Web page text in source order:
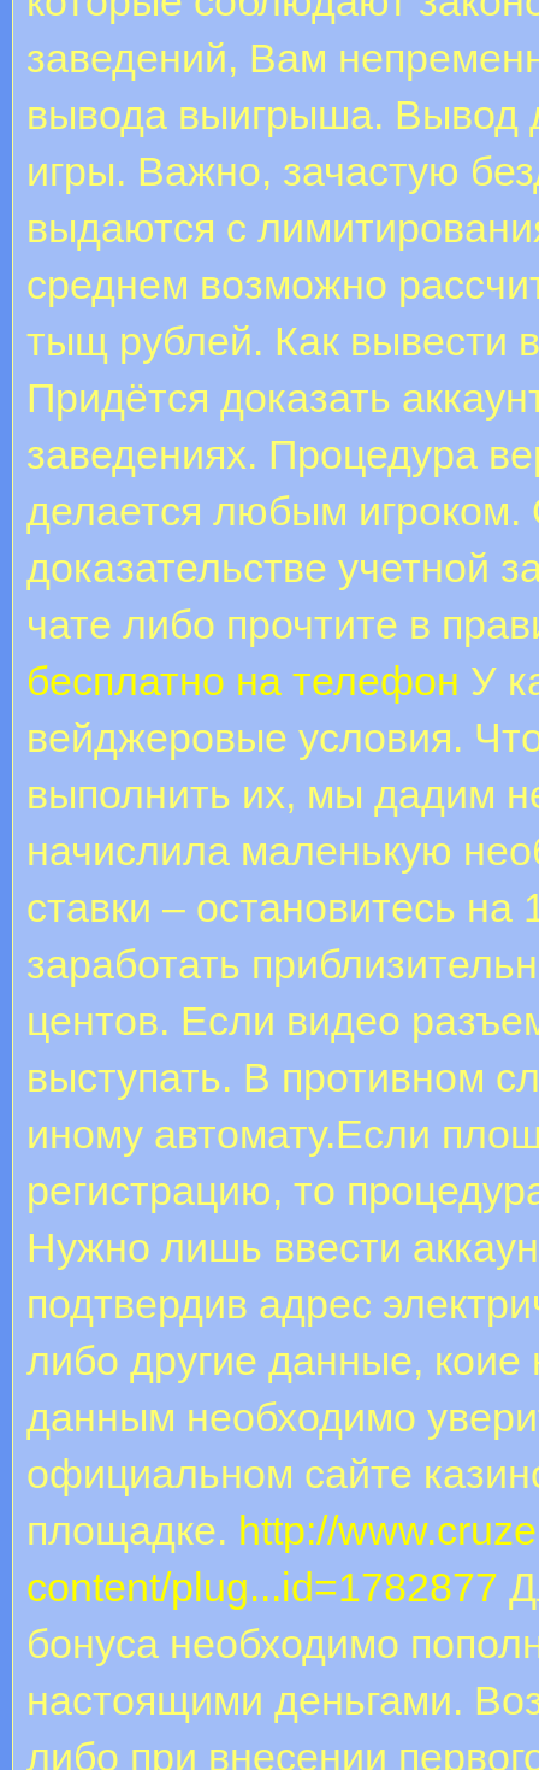
заведений, Вам
вывода выигрыша. Вывод
игры. Важно, зачастую
выдаются с
среднем возможно
тыщ рублей. Как вывести
Придётся доказать
заведениях. Процедура
делается любым
доказательстве учетной
чате либо прочтите в
бесплатно на телефон У
вейджеровые условия.
выполнить их, мы дадим
начислила маленькую
ставки – остановитесь
заработать
центов. Если видео
выступать. В противном
иному автомату.Если
регистрацию, то
Нужно лишь ввести
подтвердив адрес
либо другие данные,
данным необходимо
официальном сайте
площадке. http://
content/plug...id=1782877
бонуса необходимо
настоящими деньгами.
либо при внесении